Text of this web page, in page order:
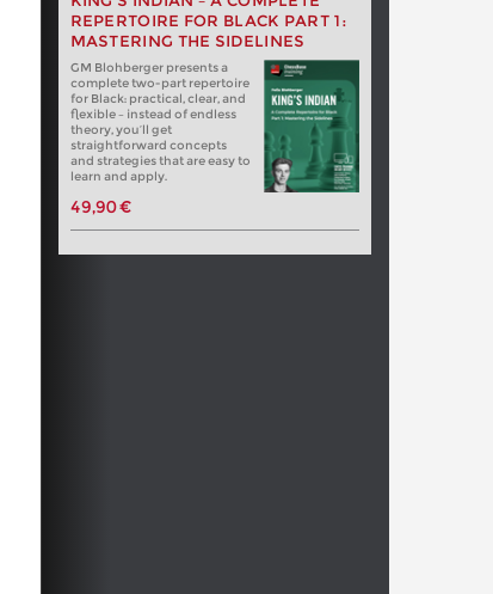
REPERTOIRE FOR BLACK PART 1:
MASTERING THE SIDELINES
GM Blohberger presents a
complete two-part repertoire
for Black: practical, clear, and
flexible – instead of endless
theory, you’ll get
straightforward concepts
and strategies that are easy to
learn and apply.
49,90 €